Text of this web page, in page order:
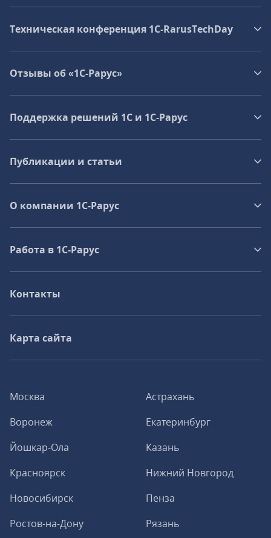
Москва
Астрахань
Воронеж
Екатеринбург
Йошкар-Ола
Казань
Красноярск
Нижний Новгород
Новосибирск
Пенза
Ростов-на-Дону
Рязань
Техническая конференция 1C‑RarusTechDay
Отзывы об «1С-Рарус»
Поддержка решений 1С и 1С‑Рарус
Публикации и статьи
О компании 1C-Рарус
Работа в 1С‑Рарус
Контакты
Карта сайта